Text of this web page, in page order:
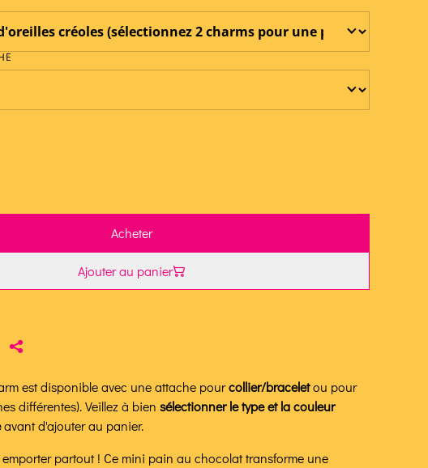
Acheter
Ajouter au panier
est disponible avec une attache pourcollier/braceletou pour
différentes).Veillez à bien sélectionner le type et la couleur
avant d'ajouter au panier.
partout ! Ce mini pain au chocolat transforme une